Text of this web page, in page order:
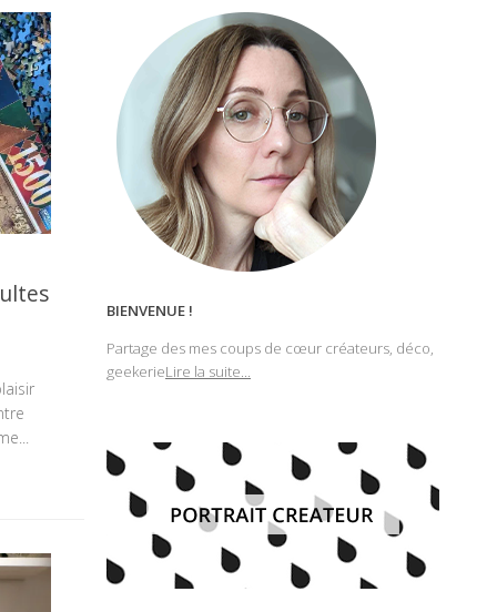
BIENVENUE !
Partage des mes coups de cœur créateurs, déco,
geekerieLire la suite...